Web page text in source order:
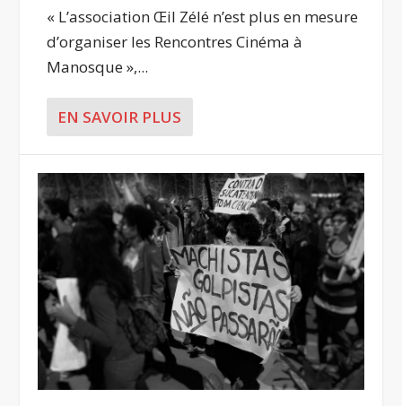
« L’association Œil Zélé n’est plus en mesure
d’organiser les Rencontres Cinéma à
Manosque »,...
EN SAVOIR PLUS